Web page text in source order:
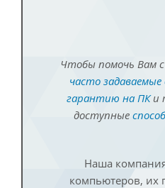
Чтобы помочь Вам
часто
гарантию на ПКи
доступные
Наша
компьютеров, их